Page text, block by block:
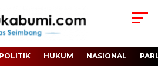
POLITIK HUKUM NASIONAL